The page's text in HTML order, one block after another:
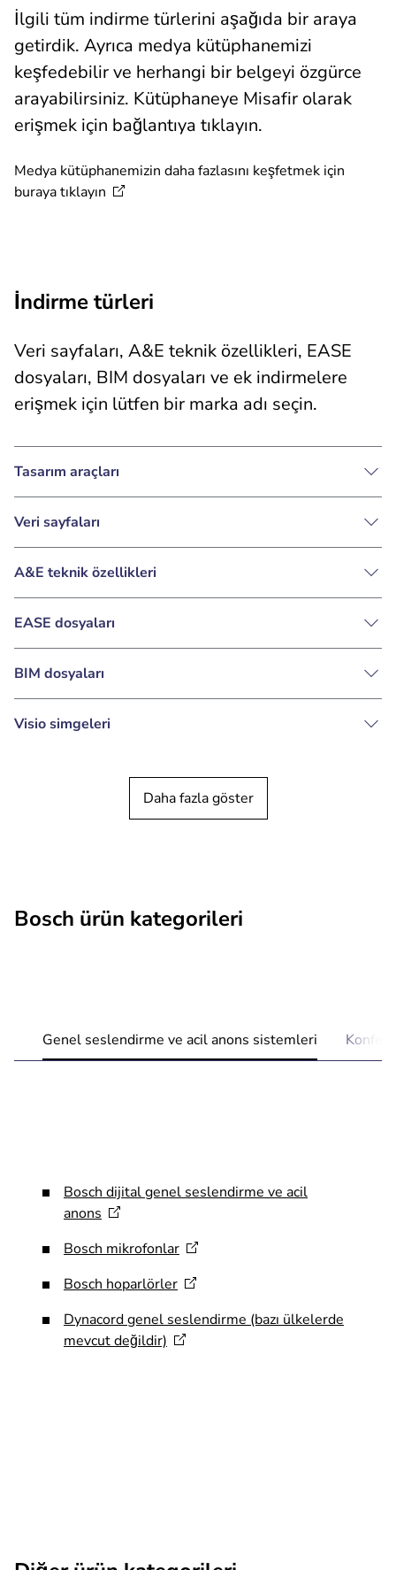
İlgili tüm indirme türlerini aşağıda bir araya
getirdik. Ayrıca medya kütüphanemizi
keşfedebilir ve herhangi bir belgeyi özgürce
arayabilirsiniz. Kütüphaneye Misafir olarak
erişmek için bağlantıya tıklayın.
Medya kütüphanemizin daha fazlasını keşfetmek için
burayatıklayın
İndirme türleri
Veri sayfaları, A&E teknik özellikleri, EASE
dosyaları, BIM dosyaları ve ek indirmelere
erişmek için lütfen bir marka adı seçin.
Tasarım araçları
Veri sayfaları
A&E teknik özellikleri
EASE dosyaları
BIM dosyaları
Visio simgeleri
Daha fazla göster
Bosch ürün kategorileri
Genel seslendirme ve acil anons sistemleri
Bosch dijital genel seslendirme ve acil
anons
Bosch mikrofonlar
Bosch hoparlörler
Dynacord genel seslendirme (bazı ülkelerde
mevcutdeğildir)